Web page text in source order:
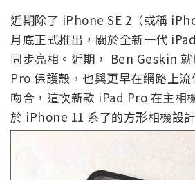
近期除了 iPhone SE 2（或稱
月底正式推出，關於全新一代
同步亮相。近期， Ben Geskin
Pro 保護殼，也與更早在網路上
吻合，這次新款 iPad Pro 在主相
於 iPhone 11 系了的方形相機設